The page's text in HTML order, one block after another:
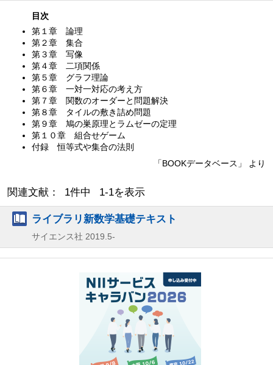
目次
第１章 論理
第２章 集合
第３章 写像
第４章 二項関係
第５章 グラフ理論
第６章 一対一対応の考え方
第７章 関数のオーダーと問題解決
第８章 タイルの敷き詰め問題
第９章 鳩の巣原理とラムゼーの定理
第１０章 組合せゲーム
付録 恒等式や集合の法則
「BOOKデータベース」 より
関連文献： 1件中 1-1を表示
ライブラリ新数学基礎テキスト
サイエンス社 2019.5-